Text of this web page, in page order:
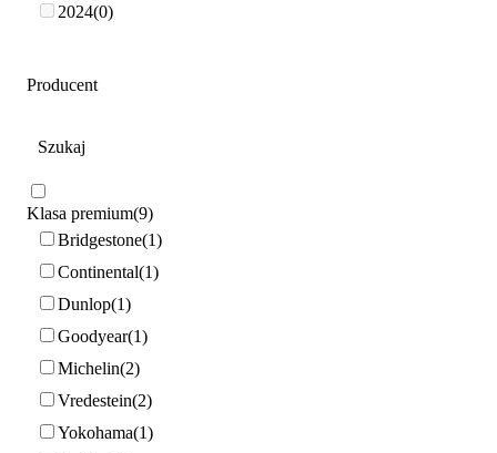
2024 0
Producent
Klasa premium 9
Bridgestone 1
Continental 1
Dunlop 1
Goodyear 1
Michelin 2
Vredestein 2
Yokohama 1